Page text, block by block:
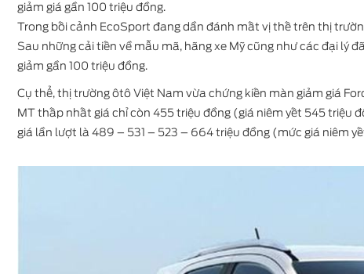
Ford Everest
giảm giá gần 100 triệu đồng.
Trong bối cảnh EcoSport đang dần đánh mất vị thế trên thị
Sau những cải tiến về mẫu mã, hãng xe Mỹ cũng như các đại lý
giảm gần 100 triệu đồng.
Cụ thể, thị trường ôtô Việt Nam vừa chứng kiến màn giảm giá
MT thấp nhất giá chỉ còn 455 triệu đồng (giá niêm yết 545 triệu
giá lần lượt là 489 – 531 – 523 – 664 triệu đồng (mức giá niêm